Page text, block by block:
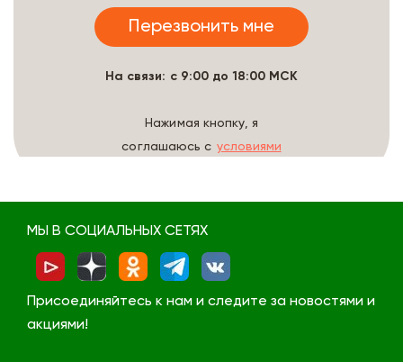
На связи: с 9:00 до 18:00 МСК
Нажимая кнопку, я
соглашаюсь с условиями
МЫ В СОЦИАЛЬНЫХ СЕТЯХ
Присоединяйтесь к нам и следите за новостями и
акциями!